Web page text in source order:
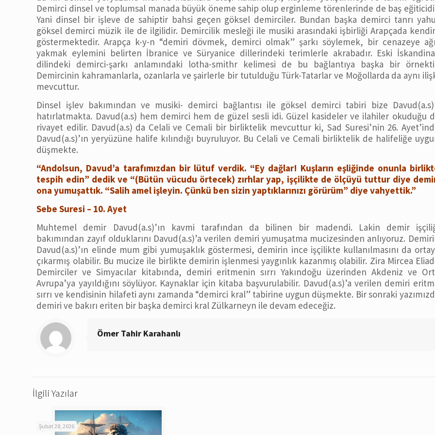
Demirci dinsel ve toplumsal manada büyük öneme sahip olup erginleme törenlerinde de baş
Yani dinsel bir işleve de sahiptir bahsi geçen göksel demirciler. Bundan başka demirci tanrı
göksel demirci müzik ile de ilgilidir. Demircilik mesleği ile musiki arasındaki işbirliği Arapçada
göstermektedir. Arapça k-y-n “demiri dövmek, demirci olmak” şarkı söylemek, bir cenazeye
yakmak eylemini belirten İbranice ve Süryanice dillerindeki terimlerle akrabadır. Eski
dilindeki demirci-şarkı anlamındaki lotha-smithr kelimesi de bu bağlantıya başka bir
Demircinin kahramanlarla, ozanlarla ve şairlerle bir tutulduğu Türk-Tatarlar ve Moğollarda da aynı
mevcuttur.
Dinsel işlev bakımından ve musiki- demirci bağlantısı ile göksel demirci tabiri bize
hatırlatmakta. Davud(a.s) hem demirci hem de güzel sesli idi. Güzel kasideler ve ilahiler okuduğu
rivayet edilir. Davud(a.s) da Celali ve Cemali bir birliktelik mevcuttur ki, Sad Suresi’nin 26.
Davud(a.s)’ın yeryüzüne halife kılındığı buyruluyor. Bu Celali ve Cemali birliktelik de halifeliğe
düşmekte.
“Andolsun, Davud’a tarafımızdan bir lütuf verdik. “Ey dağlar! Kuşların eşliğinde onunla
tespih edin” dedik ve “(Bütün vücudu örtecek) zırhlar yap, işçilikte de ölçüyü tuttur diye
ona yumuşattık. “Salih amel işleyin. Çünkü ben sizin yaptıklarınızı görürüm” diye vahyettik.”
Sebe Suresi – 10. Ayet
Muhtemel demir Davud(a.s)’ın kavmi tarafından da bilinen bir madendi. Lakin demir
bakımından zayıf olduklarını Davud(a.s)’a verilen demiri yumuşatma mucizesinden anlıyoruz.
Davud(a.s)’ın elinde mum gibi yumuşaklık göstermesi, demirin ince işçilikte kullanılmasını da
çıkarmış olabilir. Bu mucize ile birlikte demirin işlenmesi yaygınlık kazanmış olabilir. Zira Mircea
Demirciler ve Simyacılar kitabında, demiri eritmenin sırrı Yakındoğu üzerinden Akdeniz ve
Avrupa’ya yayıldığını söylüyor. Kaynaklar için kitaba başvurulabilir. Davud(a.s)’a verilen demiri
sırrı ve kendisinin hilafeti aynı zamanda “demirci kral” tabirine uygun düşmekte. Bir sonraki
demiri ve bakırı eriten bir başka demirci kral Zülkarneyn ile devam edeceğiz.
Ömer Tahir Karahanlı
İlgili Yazılar
Şubat 28, 2026